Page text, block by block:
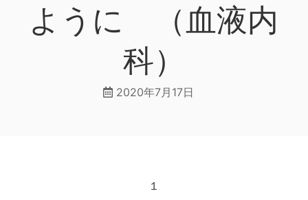
ように （血液内
科）
2020年7月17日
１